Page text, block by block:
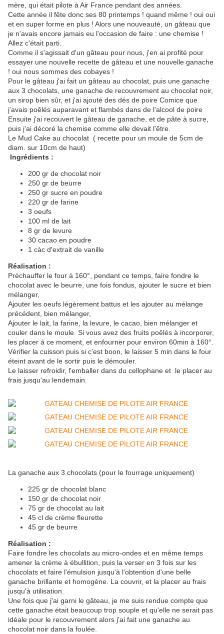
mère, qui était pilote à Air France pendant des années.
Cette année il fête donc ses 80 printemps ! quand même ! oui oui
et en super forme en plus ! Alors une nouveauté, un gâteau que
je n'avais encore jamais eu l'occasion de faire : une chemise !
Allez c'était parti.
Comme il s'agissait d'un gâteau pour nous, j'en ai profité pour
essayer une nouvelle recette de gâteau et une nouvelle ganache
! oui nous sommes des cobayes !
Pour le gâteau j'ai fait un gâteau au chocolat, puis une ganache
aux 3 chocolats, une ganache de recouvrement au chocolat noir,
un sirop bien sûr, et j'ai ajouté des dés de poire Comice que
j'avais poêlés auparavant et flambés dans de l'alcool de poire
Ensuite j'ai recouvert le gâteau de ganache, et de pâte à sucre,
puis j'ai décoré la chemise comme elle devait l'être.
Le Mud Cake au chocolat ( recette pour un moule de 5cm de
diam. sur 10cm de haut)
Ingrédients :
200 gr de chocolat noir
250 gr de beurre
250 gr sucre en poudre
220 gr de farine
3 oeufs
100 ml de lait
8 gr de levure
30 cacao en poudre
1 càc d'extrait de vanille
Réalisation :
Préchauffer le four à 160°, pendant ce temps, faire fondre le
chocolat avec le beurre, une fois fondus, ajouter le sucre et bien
mélanger,
Ajouter les oeufs légèrement battus et les ajouter au mélange
précédent, bien mélanger,
Ajouter le lait, la farine, la levure, le cacao, bien mélanger et
couler dans le moule. Si vous avez des fruits poêlés à incorporer,
les placer à ce moment, et enfourner pour environ 60min à 160°.
Vérifier la cuisson puis si c'est boon, le laisser 5 min dans le four
éteint avant de le sortir puis le démouler.
Le laisser refroidir, l'emballer dans du cellophane et le placer au
frais jusqu'au lendemain.
La ganache aux 3 chocolats (pour le fourrage uniquement)
225 gr de chocolat blanc
150 gr de chocolat noir
75 gr de chocolat au lait
45 cl de crème fleurette
45 gr de beurre
Réalisation :
Faire fondre les chocolats au micro-ondes et en même temps
amener la crème à ébullition, puis la verser en 3 fois sur les
chocolats et faire l'émulsion jusqu'à l'obtention d'une belle
ganache brillante et homogène. La couvrir, et la placer au frais
jusqu'à utilisation.
Une fois que j'ai garni le gâteau, je me suis rendue compte que
cette ganache était beaucoup trop souple et qu'elle ne serait pas
idéale pour le recouvrement alors j'ai fait une ganache au
chocolat noir dans la foulée.